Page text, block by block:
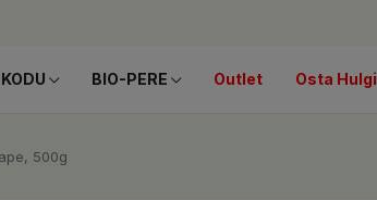
BIO-PERE Outlet Osta Hulgi
500g